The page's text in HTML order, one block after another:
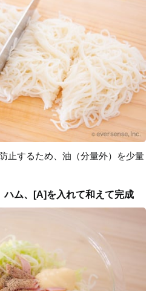
止するため、油（分量外）を少量
ム、[A]を入れて和えて完成